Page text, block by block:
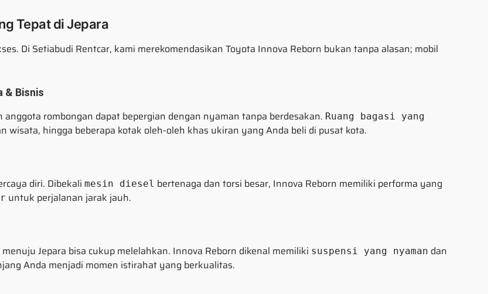
Tepat di Jepara
Di Setiabudi Rentcar, kami merekomendasikan Toyota Innova Reborn bukan tanpa alasan; mobil
& Bisnis
rombongan dapat bepergian dengan nyaman tanpa berdesakan. Ruang bagasi yang
hingga beberapa kotak oleh-oleh khas ukiran yang Anda beli di pusat kota.
diri. Dibekali mesin diesel bertenaga dan torsi besar, Innova Reborn memiliki performa yang
untuk perjalanan jarak jauh.
Jepara bisa cukup melelahkan. Innova Reborn dikenal memiliki suspensi yang nyaman dan
Anda menjadi momen istirahat yang berkualitas.